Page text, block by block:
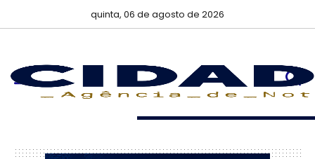
quinta, 06 de agosto de 2026